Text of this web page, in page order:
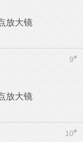
放大镜
9#
放大镜
10#